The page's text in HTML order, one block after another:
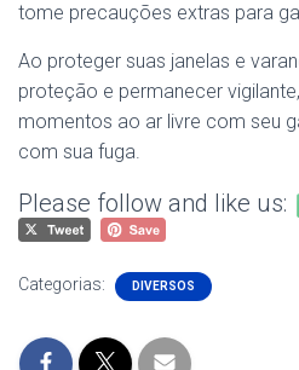
tome precauções extras para
Ao proteger suas janelas e
proteção e permanecer
momentos ao ar livre com seu
com sua fuga.
Please follow and like us:
Categorias: DIVERSOS